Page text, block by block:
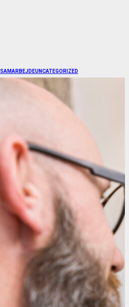
SAMARBEJDEUNCATEGORIZED